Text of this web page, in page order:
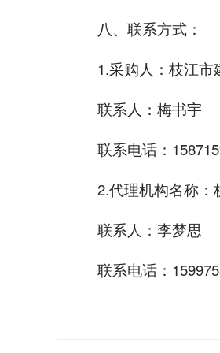
八、联系方式：
1.采购人：枝江
联系人：梅书宇
联系电话：
2.代理机构名称：
联系人：李梦思
联系电话：